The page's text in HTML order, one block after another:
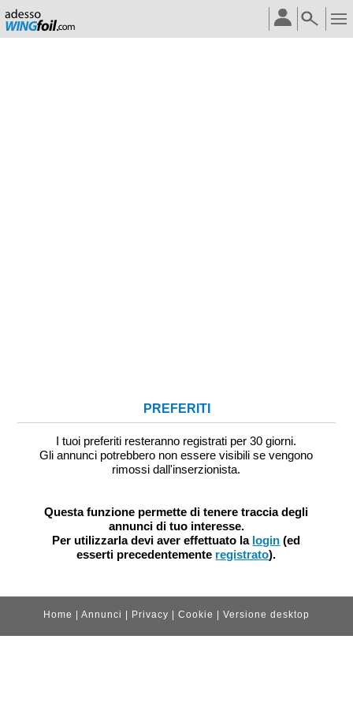
PREFERITI
I tuoi preferiti resteranno registrati per 30 giorni.
Gli annunci potrebbero non essere visibili se vengono
rimossi dall'inserzionista.
Questa funzione permette di tenere traccia degli
annunci di tuo interesse.
Per utilizzarla devi aver effettuato la login (ed
esserti precedentemente registrato).
Home | Annunci | Privacy | Cookie | Versione desktop